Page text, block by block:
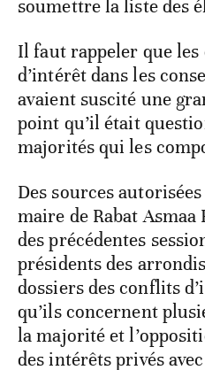
soumettre la liste des
Il faut rappeler que
d’intérêt dans les
avaient suscité une
point qu’il était
majorités qui les
Des sources
maire de Rabat
des précédentes
présidents des
dossiers des conflits
qu’ils concernent
la majorité et
des intérêts privés